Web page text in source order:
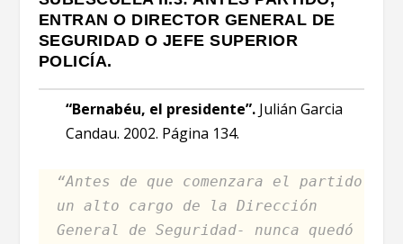
ENTRAN O DIRECTOR GENERAL DE
SEGURIDAD O JEFE SUPERIOR
POLICÍA.
“Bernabéu, el presidente”. Julián Garcia
Candau. 2002. Página 134.
“Antes de que comenzara el partido
un alto cargo de la Dirección
General de Seguridad- nunca quedó